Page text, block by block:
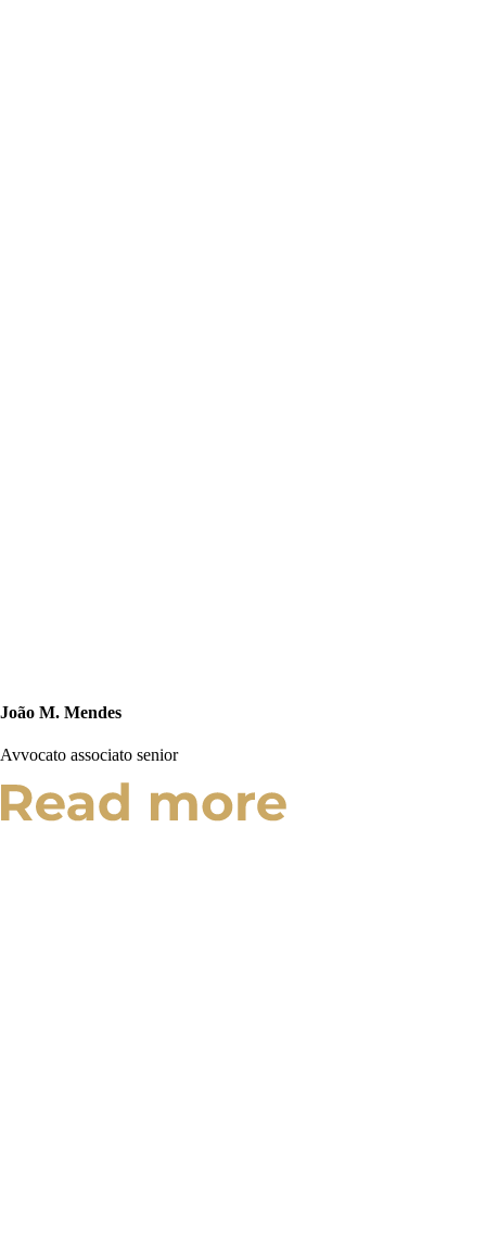
João M. Mendes
Avvocato associato senior